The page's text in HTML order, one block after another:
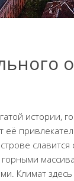
истории,
её
Климат